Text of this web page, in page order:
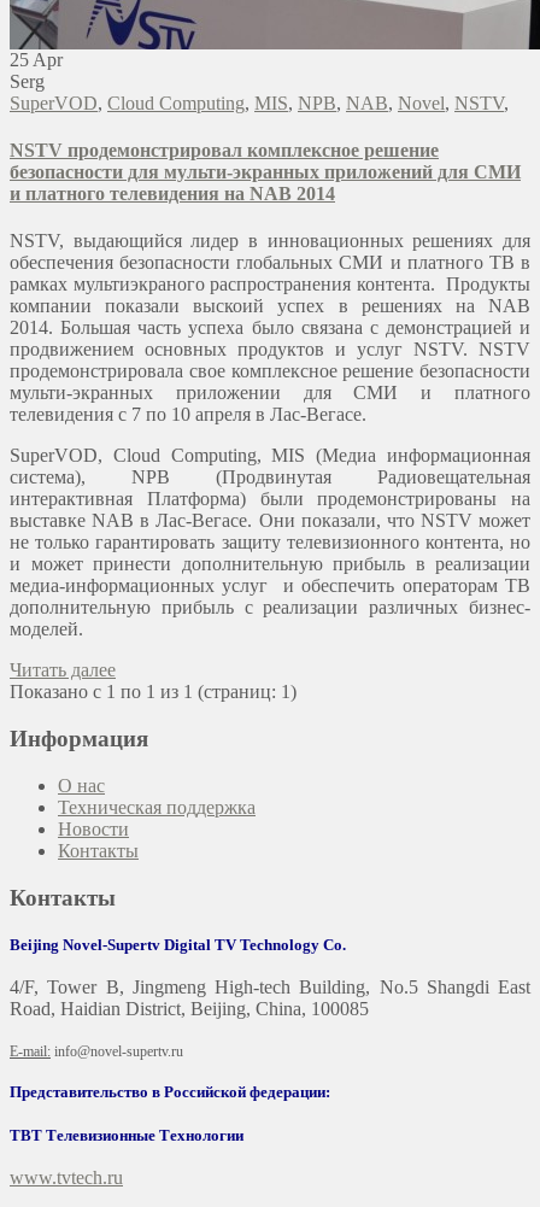
25 Apr
Serg
SuperVOD, Cloud Computing, MIS, NPB, NAB, Novel, NSTV,
NSTV продемонстрировал комплексное решение
безопасности для мульти-экранных приложений для СМИ
и платного телевидения на NAB 2014
NSTV, выдающийся лидер в инновационных решениях для
обеспечения безопасности глобальных СМИ и платного ТВ в
рамках мультиэкраного распространения контента. Продукты
компании показали выскоий успех в решениях на NAB
2014. Большая часть успеха было связана с демонстрацией и
продвижением основных продуктов и услуг NSTV. NSTV
продемонстрировала свое комплексное решение безопасности
мульти-экранных приложении для СМИ и платного
телевидения с 7 по 10 апреля в Лас-Вегасе.
SuperVOD, Cloud Computing, MIS (Медиа информационная
система), NPB (Продвинутая Радиовещательная
интерактивная Платформа) были продемонстрированы на
выставке NAB в Лас-Вегасе. Они показали, что NSTV может
не только гарантировать защиту телевизионного контента, но
и может принести дополнительную прибыль в реализации
медиа-информационных услуг и обеспечить операторам ТВ
дополнительную прибыль с реализации различных бизнес-
моделей.
Читать далее
Показано с 1 по 1 из 1 (страниц: 1)
Информация
О нас
Техническая поддержка
Новости
Контакты
Контакты
Beijing Novel-Supertv Digital TV Technology Co.
4/F, Tower B, Jingmeng High-tech Building, No.5 Shangdi East
Road, Haidian District, Beijing, China, 100085
E-mail: info@novel-supertv.ru
Представительство в Российской федерации:
ТВТ Телевизионные Технологии
www.tvtech.ru